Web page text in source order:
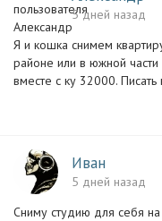
5 дней назад
Я и кошка снимем
районе или в южной
вместе с ку 32000. Писать
Иван
5 дней назад
Сниму студию для себя